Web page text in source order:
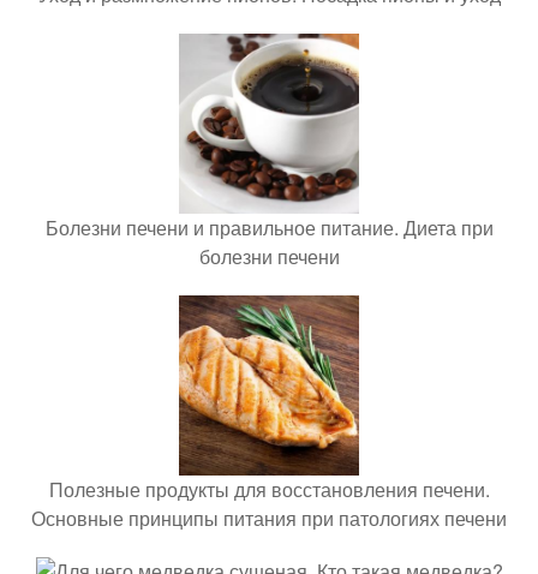
Болезни печени и правильное питание. Диета при
болезни печени
Полезные продукты для восстановления печени.
Основные принципы питания при патологиях печени